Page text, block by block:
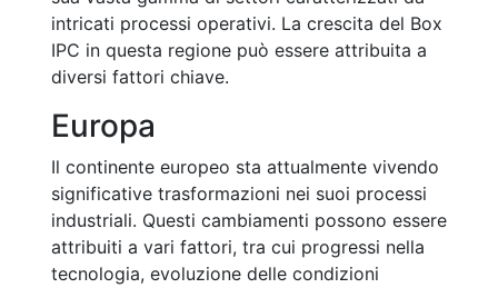
intricati processi operativi. La crescita del Box
IPC in questa regione può essere attribuita a
diversi fattori chiave.
Europa
Il continente europeo sta attualmente vivendo
significative trasformazioni nei suoi processi
industriali. Questi cambiamenti possono essere
attribuiti a vari fattori, tra cui progressi nella
tecnologia, evoluzione delle condizioni